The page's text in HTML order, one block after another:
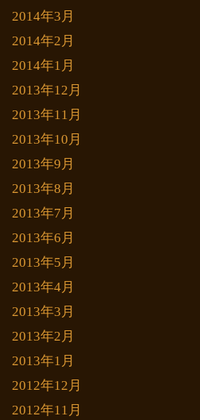
2014年3月
2014年2月
2014年1月
2013年12月
2013年11月
2013年10月
2013年9月
2013年8月
2013年7月
2013年6月
2013年5月
2013年4月
2013年3月
2013年2月
2013年1月
2012年12月
2012年11月